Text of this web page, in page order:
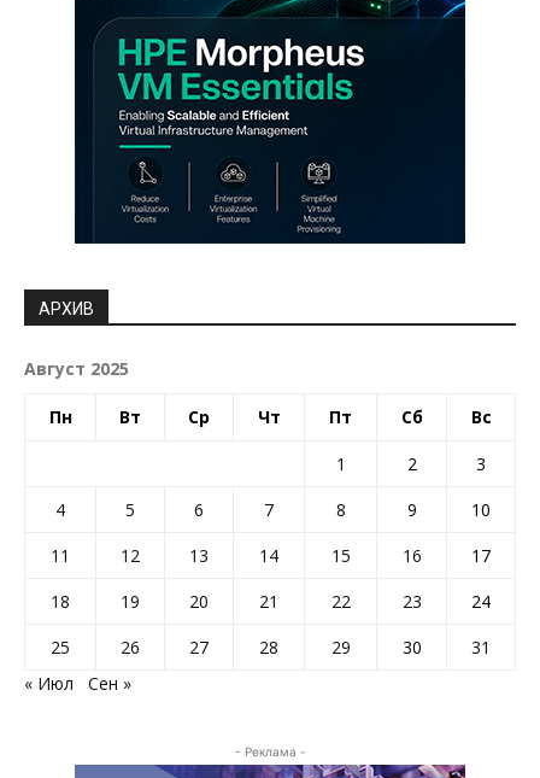
АРХИВ
Август 2025
Пн Вт Ср Чт Пт Сб Вс
1 2
3
4
5 6 7 8 9
10
11
12 13 14 15 16
17
18
19 20 21 22 23
24
25
26 27 28 29 30
31
« Июл
Сен »
- Реклама -